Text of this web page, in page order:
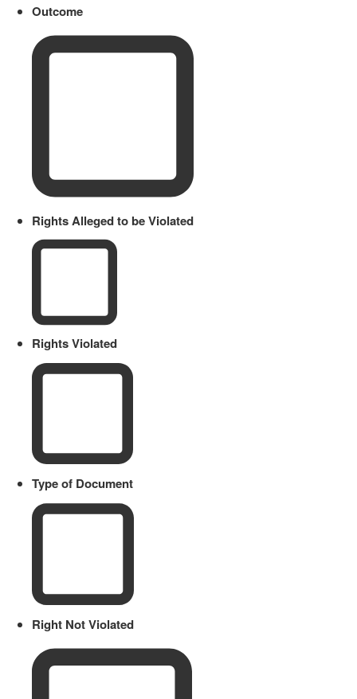
Outcome
Rights Alleged to be Violated
Rights Violated
Type of Document
Right Not Violated